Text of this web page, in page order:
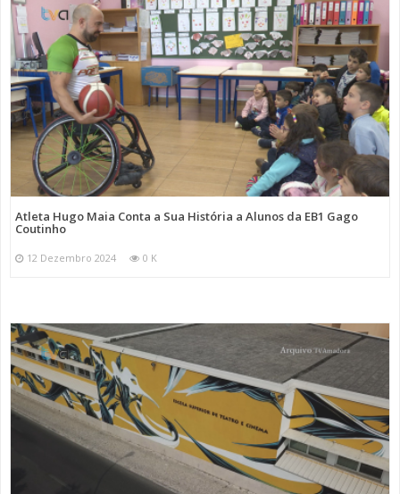
Atleta Hugo Maia Conta a Sua História a Alunos da EB1 Gago
Coutinho
12 Dezembro 2024 0 K